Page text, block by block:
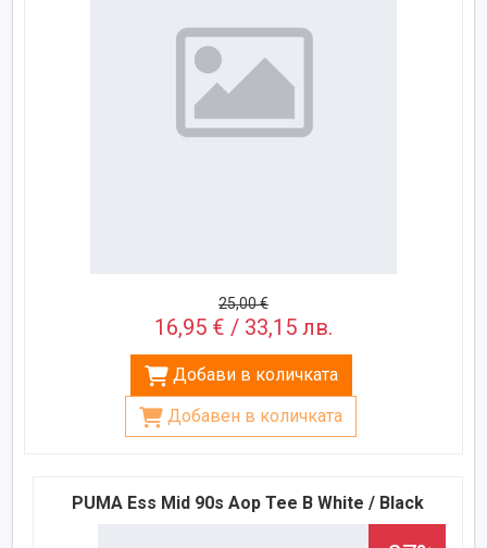
25,00 €
16,95 € / 33,15 лв.
Добави в количката
Добавен в количката
PUMA Ess Mid 90s Aop Tee B White / Black